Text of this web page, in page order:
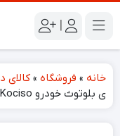
|
خانه » فروشگاه »کالای
ی بلوتوث خودرو Kociso مدل BC57 کد (41349)